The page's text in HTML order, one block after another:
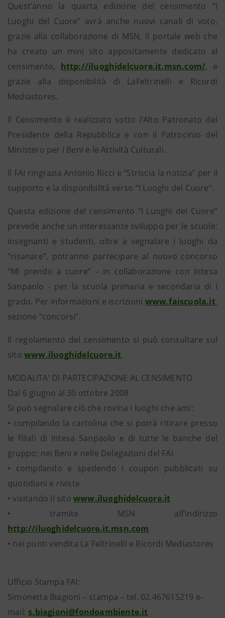
Quest’anno la quarta edizione del censimento “I
Luoghi del Cuore” avrà anche nuovi canali di voto,
grazie alla collaborazione di MSN, il portale web che
ha creato un mini sito appositamente dedicato al
censimento, http://iluoghidelcuore.it.msn.com/, e
grazie alla disponibilità di LaFeltrinelli e Ricordi
Mediastores.
Il Censimento è realizzato sotto l’Alto Patronato del
Presidente della Repubblica e con il Patrocinio del
Ministero per i Beni e le Attività Culturali.
Il FAI ringrazia Antonio Ricci e “Striscia la notizia” per il
supporto e la disponibilità verso “I Luoghi del Cuore”.
Questa edizione del censimento “I Luoghi del Cuore”
prevede anche un interessante sviluppo per le scuole:
insegnanti e studenti, oltre a segnalare i luoghi da
“risanare”, potranno partecipare al nuovo concorso
“Mi prendo a cuore” – in collaborazione con Intesa
Sanpaolo - per la scuola primaria e secondaria di I
grado. Per informazioni e iscrizioni www.faiscuola.it,
sezione “concorsi”.
Il regolamento del censimento si può consultare sul
sito www.iluoghidelcuore.it.
MODALITA’ DI PARTECIPAZIONE AL CENSIMENTO
Dal 6 giugno al 30 ottobre 2008
Si può segnalare ciò che rovina i luoghi che ami:
• compilando la cartolina che si potrà ritirare presso
le filiali di Intesa Sanpaolo e di tutte le banche del
gruppo; nei Beni e nelle Delegazioni del FAI
• compilando e spedendo i coupon pubblicati su
quotidiani e riviste
• visitando il sito www.iluoghidelcuore.it
• tramite MSN all’indirizzo
http://iluoghidelcuore.it.msn.com
• nei punti vendita La Feltrinelli e Ricordi Mediastores
Ufficio Stampa FAI:
Simonetta Biagioni – stampa – tel. 02.467615219 e-
mail: s.biagioni@fondoambiente.it